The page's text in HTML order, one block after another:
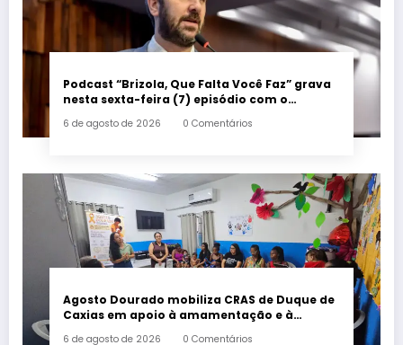
Podcast “Brizola, Que Falta Você Faz” grava
nesta sexta-feira (7) episódio com o
6 de agosto de 2026 0 Comentários
Agosto Dourado mobiliza CRAS de Duque de
Caxias em apoio à amamentação e à
6 de agosto de 2026 0 Comentários